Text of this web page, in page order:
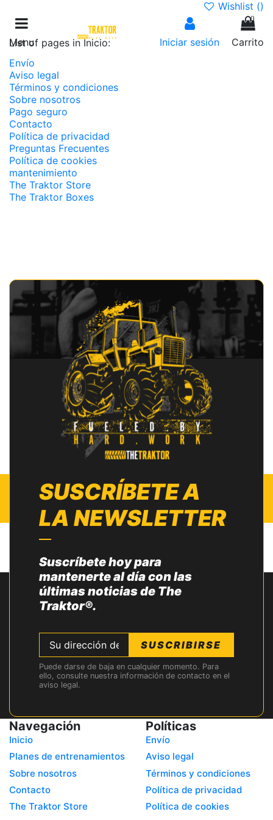
Wishlist ()
Menu Iniciar sesión
0
Carrito
List of pages in Inicio:
Envío
Aviso legal
Términos y condiciones
Sobre nosotros
Pago seguro
Contacto
Política de privacidad
Preguntas Frecuentes
Política de cookies
mantenimiento
The Traktor Store
The Traktor Boxes
SUSCRÍBETE A
LA NEWSLETTER
Suscríbete hoy para
mantenerte al día con las
últimas noticias de The
Traktor®.
SUSCRIBIRSE
Puede darse de baja en cualquier momento. Para
ello, consulte nuestra información de contacto en el
aviso legal.
Navegación
Inicio
Planes de entrenamientos
Sobre nosotros
Contacto
The Traktor Store
Políticas
Envío
Aviso legal
Términos y condiciones
Política de privacidad
Política de cookies